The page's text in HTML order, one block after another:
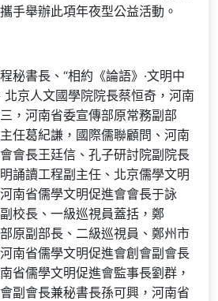
手舉辦此項年夜型公益活動。
秘書長、“相約《論語》·文明中
北京人文國學院院長蔡恒奇，河南
，河南省委宣傳部原常務副部
任葛紀謙，國際儒聯顧問、河南
會長王廷信、孔子研討院副院長
誦讀工程副主任、北京儒學文明
南省儒學文明促進會會長于詠
校長、一級巡視員蓋括，鄭
原副部長、二級巡視員、鄭州市
南省儒學文明促進會創會副會長
省儒學文明促進會監事長劉群，
副會長兼秘書長孫可興，河南省